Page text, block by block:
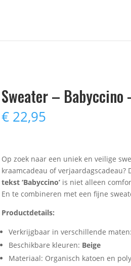
Sweater –
€22,95
Op zoek naar een uniek en veilige
kraamcadeau of verjaardagscadeau?
tekst ‘Babyccino’ is niet alleen
En te combineren met een fijne
Productdetails:
Verkrijgbaar in verschillende
Beschikbare kleuren: Beige
Materiaal: Organisch katoen en